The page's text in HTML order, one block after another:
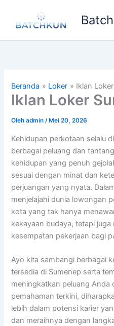
konten
Beranda Loker Iklan
Iklan Loker
Olehadmin/ Mei 20, 2026
Kehidupan perkotaan selalu
berbagai peluang dan
kehidupan yang penuh
sesuai dengan minat dan
perjuangan yang nyata.
menjelajahi dunia lowongan
kota yang tak hanya
kekayaan budaya, tetapi
kesempatan pekerjaan bagi
Ayo kita sambangi berbagai
tersedia di Sumenep serta
meningkatkan peluang Anda
pemahaman terkini,
lebih dalam potensi karier
dan meraihnya dengan